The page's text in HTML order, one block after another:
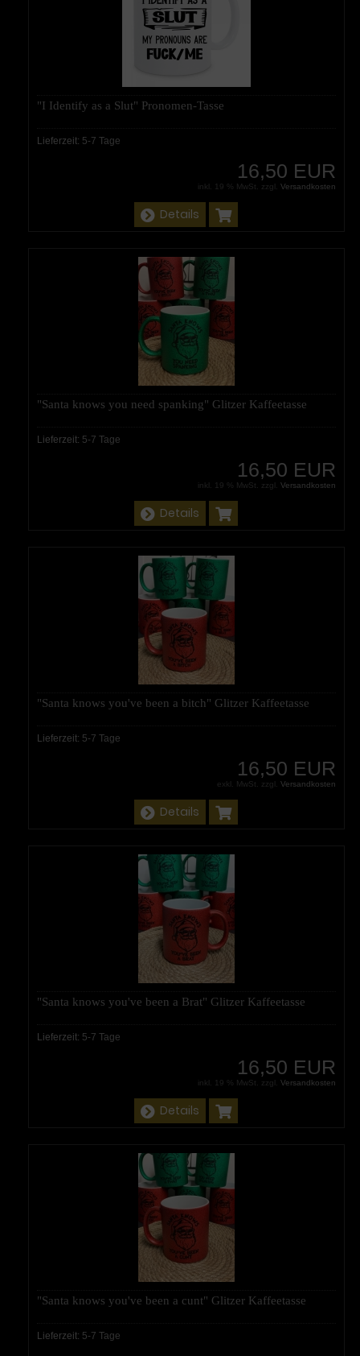
"I Identify as a Slut" Pronomen-Tasse
Lieferzeit: 5-7 Tage
16,50 EUR
inkl. 19 % MwSt. zzgl. Versandkosten
Details
"Santa knows you need spanking" Glitzer Kaffeetasse
Lieferzeit: 5-7 Tage
16,50 EUR
inkl. 19 % MwSt. zzgl. Versandkosten
Details
"Santa knows you've been a bitch" Glitzer Kaffeetasse
Lieferzeit: 5-7 Tage
16,50 EUR
exkl. MwSt. zzgl. Versandkosten
Details
"Santa knows you've been a Brat" Glitzer Kaffeetasse
Lieferzeit: 5-7 Tage
16,50 EUR
inkl. 19 % MwSt. zzgl. Versandkosten
Details
"Santa knows you've been a cunt" Glitzer Kaffeetasse
Lieferzeit: 5-7 Tage